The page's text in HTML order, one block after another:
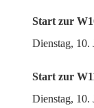
Start zur
Dienstag, 10.
Start zur
Dienstag, 10.